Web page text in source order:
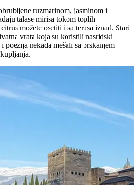
ruzmarinom, jasminom i
talase mirisa tokom toplih
možete osetiti i sa terasa iznad. Stari
vrata koja su koristili nasridski
poezija nekada mešali sa prskanjem